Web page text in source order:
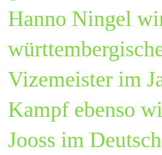
Hanno Ningel
Vizemeister im
Kampf ebenso
Jooss im